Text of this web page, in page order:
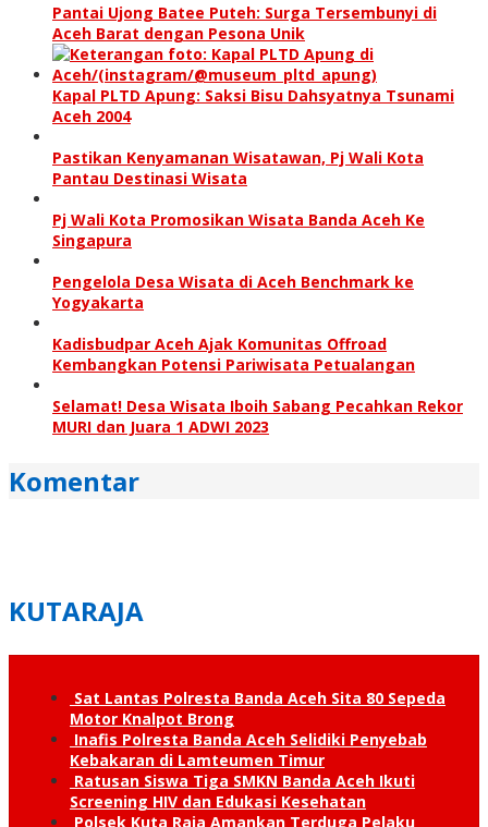
Pantai Ujong Batee Puteh: Surga Tersembunyi di
Aceh Barat dengan Pesona Unik
Kapal PLTD Apung: Saksi Bisu Dahsyatnya Tsunami
Aceh 2004
Pastikan Kenyamanan Wisatawan, Pj Wali Kota
Pantau Destinasi Wisata
Pj Wali Kota Promosikan Wisata Banda Aceh Ke
Singapura
Pengelola Desa Wisata di Aceh Benchmark ke
Yogyakarta
Kadisbudpar Aceh Ajak Komunitas Offroad
Kembangkan Potensi Pariwisata Petualangan
Selamat! Desa Wisata Iboih Sabang Pecahkan Rekor
MURI dan Juara 1 ADWI 2023
Komentar
KUTARAJA
Sat Lantas Polresta Banda Aceh Sita 80 Sepeda
Motor Knalpot Brong
Inafis Polresta Banda Aceh Selidiki Penyebab
Kebakaran di Lamteumen Timur
Ratusan Siswa Tiga SMKN Banda Aceh Ikuti
Screening HIV dan Edukasi Kesehatan
Polsek Kuta Raja Amankan Terduga Pelaku